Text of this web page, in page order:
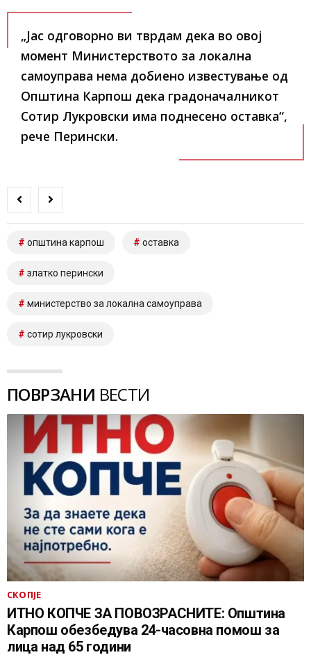
„Јас одговорно ви тврдам дека во овој
момент Министерството за локална
самоуправа нема добиено известување од
Општина Карпош дека градоначалникот
Сотир Лукровски има поднесено оставка“,
рече Перински.
општина карпош оставка
златко перински
министерство за локална самоуправа
сотир лукровски
ПОВРЗАНИ ВЕСТИ
СКОПЈЕ
ИТНО КОПЧЕ ЗА ПОВОЗРАСНИТЕ: Општина
Карпош обезбедува 24-часовна помош за
лица над 65 години